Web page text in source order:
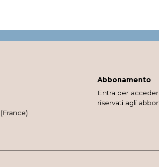
Abbonamento
Entra per
riservati agli